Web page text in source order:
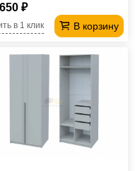
₽
В корзину
в 1 клик